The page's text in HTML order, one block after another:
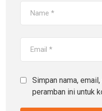
Simpan nama,
peramban ini untuk